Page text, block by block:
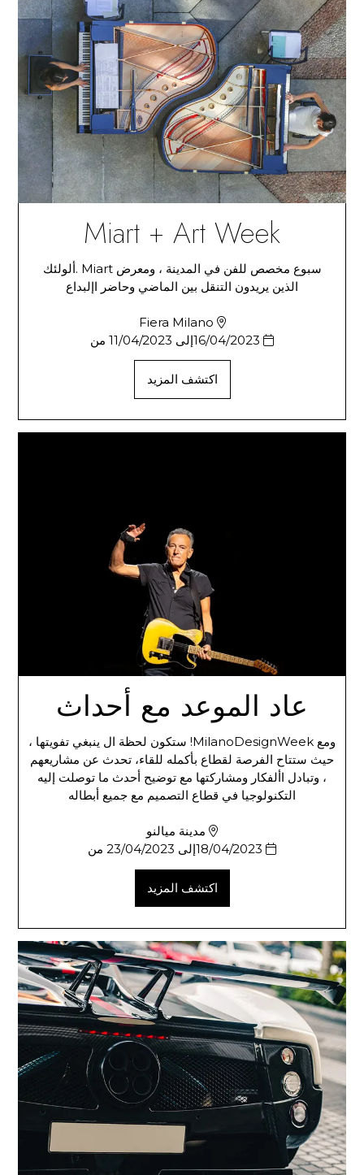
Miart + Art Week
سبوع مخصص للفن في المدينة ، ومعرض Miart .ألولئك
الذين يريدون التنقل بين الماضي وحاضر اإلبداع
اكتشف المزيد
عاد الموعد مع أحداث
ومع MilanoDesignWeek! ستكون لحظة ال ينبغي تفويتها ،
حيث ستتاح الفرصة لقطاع بأكمله للقاء، تحدث عن مشاريعهم
، وتبادل األفكار ومشاركتها مع توضيح أحدث ما توصلت إليه
التكنولوجيا في قطاع التصميم مع جميع أبطاله
مدينة ميالنو
اكتشف المزيد